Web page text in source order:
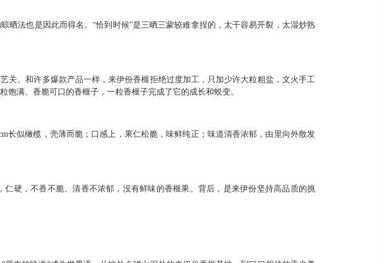
晒法也是因此而得名。“恰到时候”是三晒三蒙较难拿捏的，太干容易开裂，太湿炒熟
关。和许多爆款产品一样，来伊份香榧拒绝过度加工，只加少许大粒粗盐，文火手工
满、香脆可口的香榧子，一粒香榧子完成了它的成长和蜕变。
长似橄榄，壳薄而脆；口感上，果仁松脆，味鲜纯正；味道清香浓郁，由里向外散发
硬，不香不脆、清香不浓郁，没有鲜味的香榧果。背后，是来伊份坚持高品质的挑